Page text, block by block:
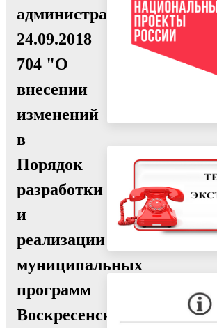
администрации
24.09.2018
704 "О
внесении
изменений
в
Порядок
разработки
и
реализации
муниципальных
программ
Воскресенского